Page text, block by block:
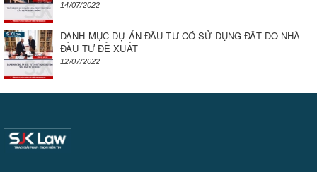
14/07/2022
DANH MỤC DỰ ÁN ĐẦU TƯ CÓ SỬ DỤNG ĐẤT DO NHÀ
ĐẦU TƯ ĐỀ XUẤT
12/07/2022